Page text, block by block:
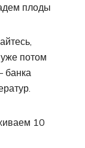
плоды
потом
банка
10